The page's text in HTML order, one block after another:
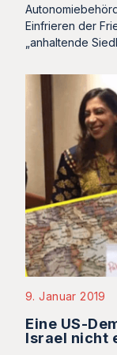
Einfrieren der
„anhaltende
9. Januar 2019
Eine US-
Israel nicht